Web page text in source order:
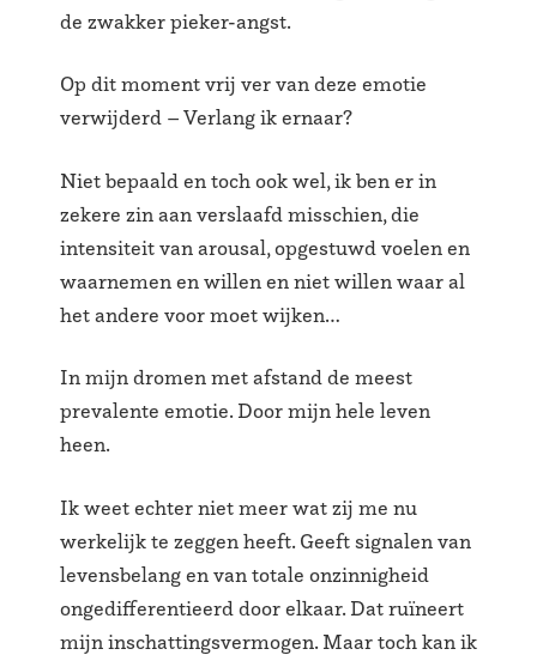
de zwakker pieker-angst.
Op dit moment vrij ver van deze emotie
verwijderd – Verlang ik ernaar?
Niet bepaald en toch ook wel, ik ben er in
zekere zin aan verslaafd misschien, die
intensiteit van arousal, opgestuwd voelen en
waarnemen en willen en niet willen waar al
het andere voor moet wijken…
In mijn dromen met afstand de meest
prevalente emotie. Door mijn hele leven
heen.
Ik weet echter niet meer wat zij me nu
werkelijk te zeggen heeft. Geeft signalen van
levensbelang en van totale onzinnigheid
ongedifferentieerd door elkaar. Dat ruïneert
mijn inschattingsvermogen. Maar toch kan ik